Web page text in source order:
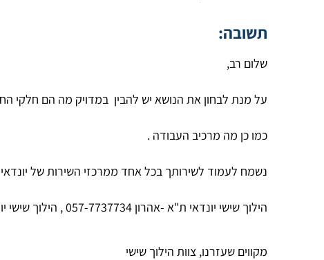
תשובה:
שלום רב,
על מנת לבחון את הנושא יש להבין במדויק מה הם חלקי
כמו כן מה מרכיב העבודה .
נשמח לעמוד לשירותך בכל אחד ממרכזי השירות של יונדאי
הילוך שישי יונדאי ת"א -אהרון 057-7737734 , הילוך שישי יונדאי ראשל"צ צביקה 057-2231087
מקווים שעזרנו, צוות הילוך שישי